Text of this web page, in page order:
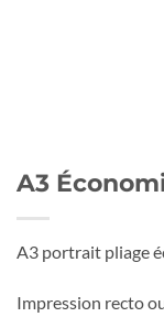
A3
A3 portrait pliage
Impression recto